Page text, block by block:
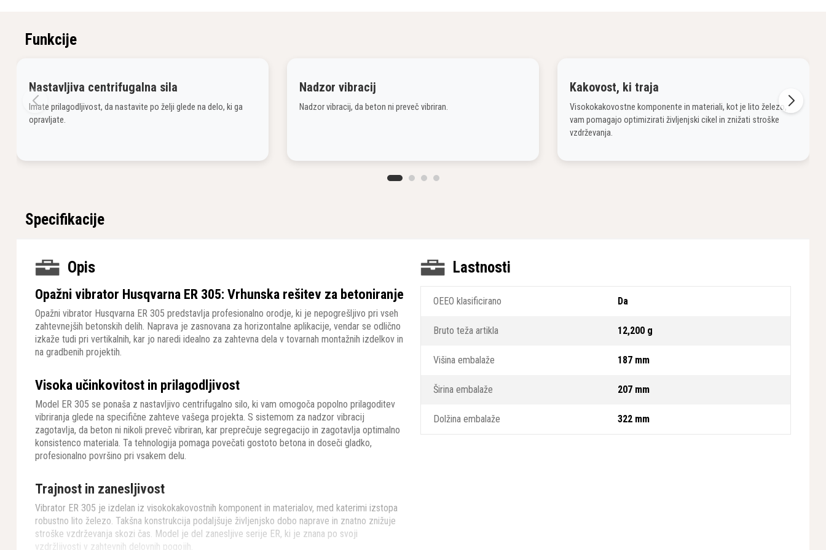
Funkcije
Nastavljiva centrifugalna sila
Imate prilagodljivost, da nastavite po želji glede na delo, ki ga
opravljate.
Nadzor vibracij
Nadzor vibracij, da beton ni preveč vibriran.
Kakovost, ki traja
Visokokakovostne komponente in materiali, kot je lito železo,
vam pomagajo optimizirati življenjski cikel in znižati stroške
vzdrževanja.
Specifikacije
Opis
Opažni vibrator Husqvarna ER 305: Vrhunska rešitev za betoniranje
Opažni vibrator Husqvarna ER 305 predstavlja profesionalno orodje, ki je nepogrešljivo pri vseh
zahtevnejših betonskih delih. Naprava je zasnovana za horizontalne aplikacije, vendar se odlično
izkaže tudi pri vertikalnih, kar jo naredi idealno za zahtevna dela v tovarnah montažnih izdelkov in
na gradbenih projektih.
Visoka učinkovitost in prilagodljivost
Model ER 305 se ponaša z nastavljivo centrifugalno silo, ki vam omogoča popolno prilagoditev
vibriranja glede na specifične zahteve vašega projekta. S sistemom za nadzor vibracij
zagotavlja, da beton ni nikoli preveč vibriran, kar preprečuje segregacijo in zagotavlja optimalno
konsistenco materiala. Ta tehnologija pomaga povečati gostoto betona in doseči gladko,
profesionalno površino pri vsakem delu.
Trajnost in zanesljivost
Vibrator ER 305 je izdelan iz visokokakovostnih komponent in materialov, med katerimi izstopa
robustno lito železo. Takšna konstrukcija podaljšuje življenjsko dobo naprave in znatno znižuje
stroške vzdrževanja skozi čas. Model je del zanesljive serije ER, ki je znana po svoji
vzdržljivosti v zahtevnih delovnih pogojih.
Lastnosti
OEEO klasificirano Da
Bruto teža artikla 12,200 g
Višina embalaže 187 mm
Širina embalaže 207 mm
Dolžina embalaže 322 mm